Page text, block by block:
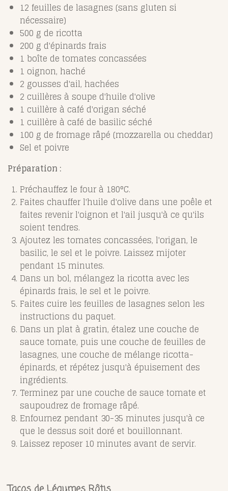
12 feuilles de lasagnes (sans gluten si
nécessaire)
500 g de ricotta
200 g d'épinards frais
1 boîte de tomates concassées
1 oignon, haché
2 gousses d'ail, hachées
2 cuillères à soupe d'huile d'olive
1 cuillère à café d'origan séché
1 cuillère à café de basilic séché
100 g de fromage râpé (mozzarella ou cheddar)
Sel et poivre
Préparation :
Préchauffez le four à 180°C.
Faites chauffer l'huile d'olive dans une poêle et
faites revenir l'oignon et l'ail jusqu'à ce qu'ils
soient tendres.
Ajoutez les tomates concassées, l'origan, le
basilic, le sel et le poivre. Laissez mijoter
pendant 15 minutes.
Dans un bol, mélangez la ricotta avec les
épinards frais, le sel et le poivre.
Faites cuire les feuilles de lasagnes selon les
instructions du paquet.
Dans un plat à gratin, étalez une couche de
sauce tomate, puis une couche de feuilles de
lasagnes, une couche de mélange ricotta-
épinards, et répétez jusqu'à épuisement des
ingrédients.
Terminez par une couche de sauce tomate et
saupoudrez de fromage râpé.
Enfournez pendant 30-35 minutes jusqu'à ce
que le dessus soit doré et bouillonnant.
Laissez reposer 10 minutes avant de servir.